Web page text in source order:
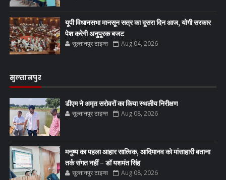
यूपी विधानसभा मानसून सत्र का दूसरा दिन आज, योगी सरकार
पेश करेगी अनुपूरक बजट
सुल्तानपुर टाइम्स Aug 04, 2026
सुल्तानपुर
डीएम ने अमृत सरोवरों का किया स्थलीय निरीक्षण
सुल्तानपुर टाइम्स Aug 08, 2026
मनुष्य का पहला आहार सात्विक, आदिमानव को मांसाहारी बताना
तर्क संगत नहीं - डॉ यशमंत सिंह
सुल्तानपुर टाइम्स Aug 08, 2026